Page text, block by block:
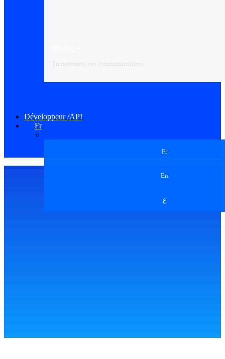
Transformez vos communications
Développeur /API
Fr
Fr
En
ع